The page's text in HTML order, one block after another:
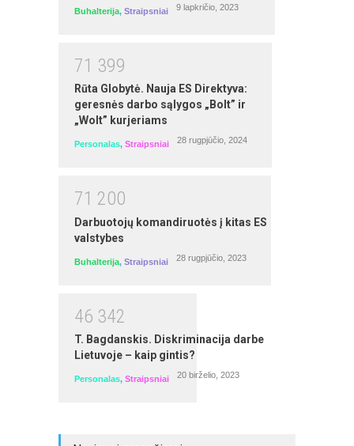
Buhalterija, Straipsniai 9 lapkričio, 2023
71 399
Rūta Globytė. Nauja ES Direktyva:
geresnės darbo sąlygos „Bolt” ir
„Wolt” kurjeriams
Personalas, Straipsniai 28 rugpjūčio, 2024
71 200
Darbuotojų komandiruotės į kitas ES
valstybes
Buhalterija, Straipsniai 28 rugpjūčio, 2023
46 342
T. Bagdanskis. Diskriminacija darbe
Lietuvoje – kaip gintis?
Personalas, Straipsniai 20 birželio, 2023
apskaita dvejybine sistema ir mokesčiai
pradedantiesiems (savarankiški
nuotoliniai mokymai)
autorius: Laima Buitkienė
Darbo užmokesčio viešajame sektoriuje
skaičiavimas, apskaita ir pakeitimai
Seminarą veda: Irma Kamarauskienė